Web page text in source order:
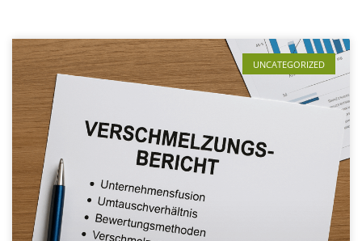
UNCATEGORIZED